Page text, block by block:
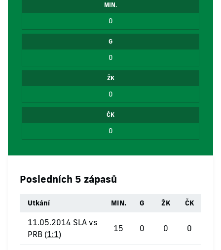
MIN.
0
G
0
ŽK
0
ČK
0
Posledních 5 zápasů
Utkání MIN. G ŽK ČK
11.05.2014 SLA vs
PRB (1:1)
15 0 0 0